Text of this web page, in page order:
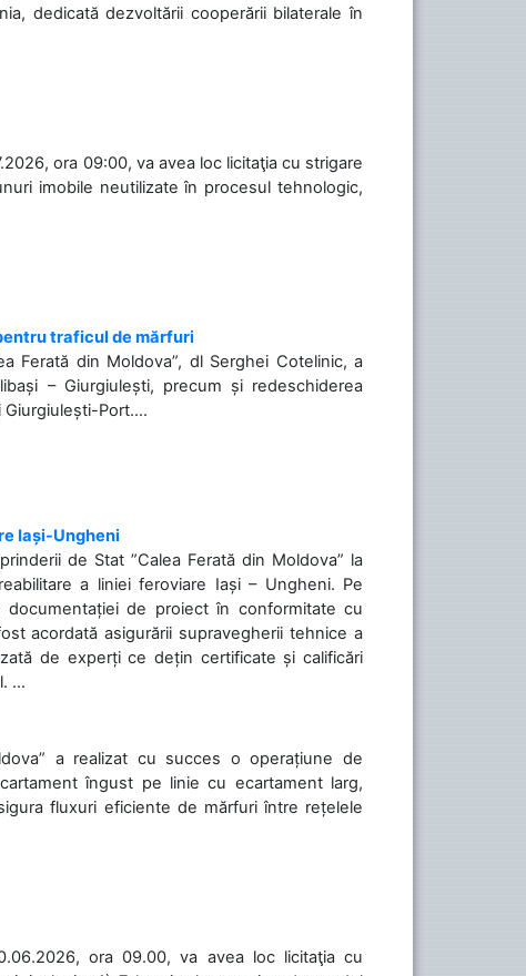
dedicată dezvoltării cooperării bilaterale în
ora 09:00, va avea loc licitaţia cu strigare
imobile neutilizate în procesul tehnologic,
traficul de mărfuri
Ferată din Moldova”, dl Serghei Cotelinic, a
– Giurgiulești, precum și redeschiderea
Port....
Iași-Ungheni
de Stat ”Calea Ferată din Moldova” la
a liniei feroviare Iași – Ungheni. Pe
documentației de proiect în conformitate cu
acordată asigurării supravegherii tehnice a
de experți ce dețin certificate și calificări
...
a realizat cu succes o operațiune de
îngust pe linie cu ecartament larg,
fluxuri eficiente de mărfuri între rețelele
ora 09.00, va avea loc licitaţia cu